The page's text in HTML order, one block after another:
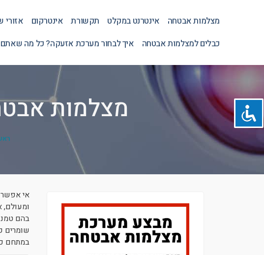
מצלמות אבטחה אינטרנט במקלט תקשורת אינטרקום אזורי
כבלים למצלמות אבטחה
איך לבחור מערכת אזעקה? כל מה שאתם
מצלמות
אי אפשר
ומעולם,
בהם
שומרים
במתחם